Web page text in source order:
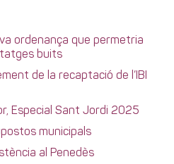
ordenança que permetria
buits
de la recaptació de l’IBI
Especial Sant Jordi 2025
municipals
al Penedès